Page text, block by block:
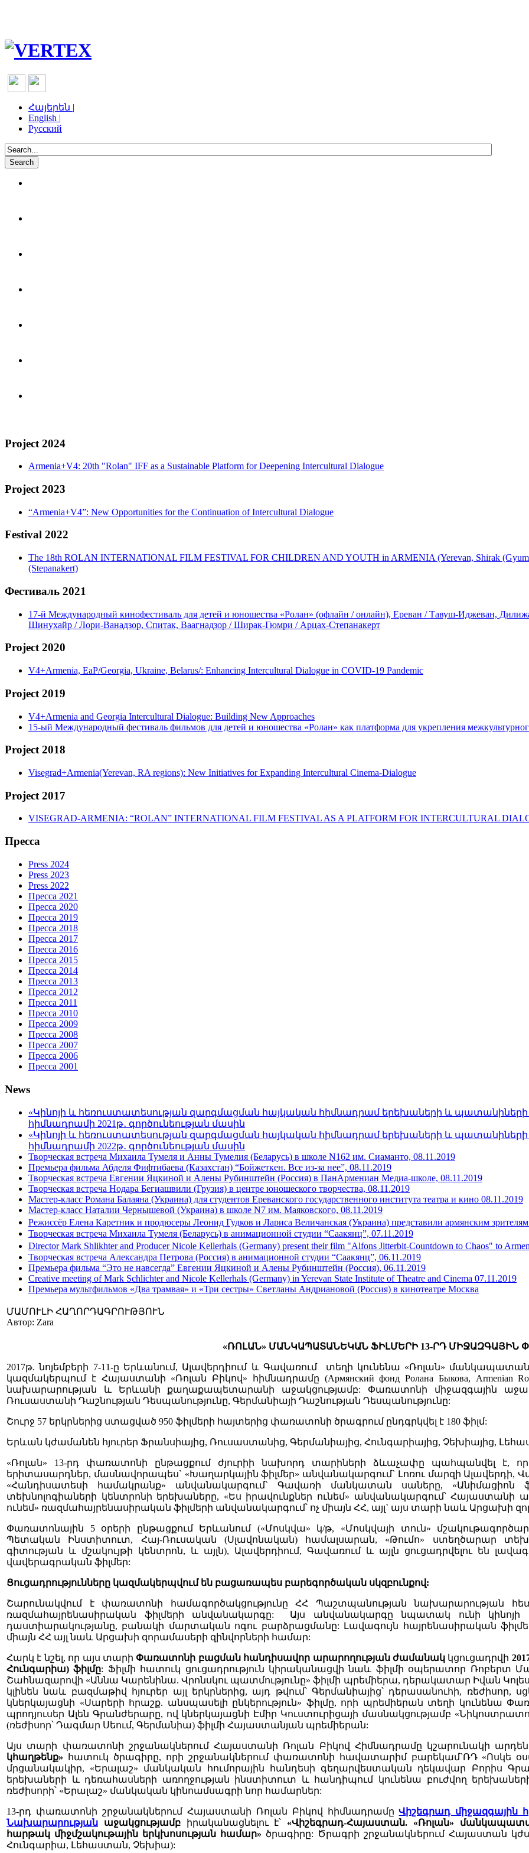
Հայերեն |
English |
Русский
Project 2024
Armenia+V4: 20th "Rolan" IFF as a Sustainable Platform for Deepening Intercultural Dialogue
Project 2023
“Armenia+V4”: New Opportunities for the Continuation of Intercultural Dialogue
Festival 2022
The 18th ROLAN INTERNATIONAL FILM FESTIVAL FOR CHILDREN AND YOUTH in ARMENIA (Yerevan, Shirak
(Stepanakert)
Фестиваль 2021
17-й Международный кинофестиваль для детей и юношества «Ролан» (офлайн / онлайн), Ереван / Тавуш-Иджеван,
Шинухайр / Лори-Ванадзор, Спитак, Ваагнадзор / Ширак-Гюмри / Арцах-Степанакерт
Project 2020
V4+Armenia, EaP/Georgia, Ukraine, Belarus/: Enhancing Intercultural Dialogue in COVID-19 Pandemic
Project 2019
V4+Armenia and Georgia Intercultural Dialogue: Building New Approaches
15-ый Международный фестиваль фильмов для детей и юношества «Ролан» как платформа для укрепления
Project 2018
Visegrad+Armenia(Yerevan, RA regions): New Initiatives for Expanding Intercultural Cinema-Dialogue
Project 2017
VISEGRAD-ARMENIA: “ROLAN” INTERNATIONAL FILM FESTIVAL AS A PLATFORM FOR INTERCULTURAL
Пресса
Press 2024
Press 2023
Press 2022
Пресса 2021
Пресса 2020
Пресса 2019
Пресса 2018
Пресса 2017
Пресса 2016
Пресса 2015
Пресса 2014
Пресса 2013
Пресса 2012
Пресса 2011
Пресса 2010
Пресса 2009
Пресса 2008
Пресса 2007
Пресса 2006
Пресса 2001
News
«Կինոյի և հեռուստատեսության զարգմացման հայկական հիմնադրամ երեխաների և պատանիների
հիմնադրամի 2021թ․ գործունեության մասին
«Կինոյի և հեռուստատեսության զարգմացման հայկական հիմնադրամ երեխաների և պատանիների
հիմնադրամի 2022թ․ գործունեության մասին
Творческая встреча Михаила Тумеля и Анны Тумелия (Беларусь) в школе N162 им. Сиаманто, 08.11.2019
Премьера фильма Абделя Фифтибаева (Казахстан) “Бойжеткен. Все из-за нее”, 08.11.2019
Творческая встреча Евгении Яцкиной и Алены Рубинштейн (Россия) в ПанАрмениан Медиа-школе, 08.11.2019
Творческая встреча Нодара Бегиашвили (Грузия) в центре юношеского творчества, 08.11.2019
Мастер-класс Романа Балаяна (Украина) для студентов Ереванского государственного института театра и кино 08.11.2019
Мастер-класс Наталии Чернышевой (Украина) в школе N7 им. Маяковского, 08.11.2019
Режиссёр Елена Каретник и продюсеры Леонид Гудков и Лариса Величанская (Украина) представили армянским
Творческая встреча Михаила Тумеля (Беларусь) в анимационной студии “Саакянц”, 07.11.2019
Director Mark Shlikhter and Producer Nicole Kellerhals (Germany) present their film "Alfons Jitterbit-Countdown to Chaos" to
Творческая встреча Александра Петрова (Россия) в анимационной студии “Саакянц”, 06.11.2019
Премьера фильма “Это не навсегда” Евгении Яцкиной и Алены Рубинштейн (Россия), 06.11.2019
Creative meeting of Mark Schlichter and Nicole Kellerhals (Germany) in Yerevan State Institute of Theatre and Cinema 07.11.2019
Премьера мультфильмов «Два трамвая» и «Три сестры» Светланы Андриановой (Россия) в кинотеатре Москва
ՄԱՄՈՒԼԻ ՀԱՂՈՐԴԱԳՐՈՒԹՅՈՒՆ
Автор: Zara
«ՌՈԼԱՆ» ՄԱՆԿԱՊԱՏԱՆԵԿԱՆ ՖԻԼՄԵՐԻ 13-ՐԴ ՄԻՋԱԶԳԱՅԻՆ
2017թ. նոյեմբերի 7-11-ը Երևանում, Ալավերդիում և Գավառում տեղի կունենա «Ռոլան»
կազմակերպում է Հայաստանի «Ռոլան Բիկով» հիմնադրամը (Армянский фонд Ролана Быкова, Armenian
նախարարության և Երևանի քաղաքապետարանի աջակցությամբ: Փառատոնի միջազգային
Ռուսաստանի Դաշնության Դեսպանությունը, Գերմանիայի Դաշնության Դեսպանությունը:
Շուրջ 57 երկրներից ստացված 950 ֆիլմերի հայտերից փառատոնի ծրագրում ընդգրկվել է 180 ֆիլմ:
Երևան կժամանեն հյուրեր Ֆրանսիայից, Ռուսաստանից, Գերմանիայից, Հունգարիայից, Չեխիայից,
«Ռոլան» 13-րդ փառատոնի ընթացքում ժյուրիի նախորդ տարիների ձևաչափը պահպանվել
երիտասարդներ, մասնավորապես` «Խաղարկային ֆիլմեր» անվանակարգում` Լոռու մարզի Ալավերդի,
«Հանդիսատեսի համակրանք» անվանակարգում` Գավառի մանկատան սաները, «Անիմացիոն
տեխնոլոգիաների կենտրոնի երեխաները, «Ես իրավունքներ ունեմ» անվանակարգում՝ Հայաստանի
ունեմ» ռազմահայրենասիրական ֆիլմերի անվանակարգում՝ ոչ միայն ՀՀ, այլ` այս տարի նաև Արցախի
Փառատոնային 5 օրերի ընթացքում Երևանում («Մոսկվա» կ/թ, «Մոսկվայի տուն»
Պետական Ինստիտուտ, Հայ-Ռուսական (Սլավոնական) համալսարան, «Թումո» ստեղծարար
գիտության և մշակույթի կենտրոն, և այլն), Ալավերդիում, Գավառում և այլն ցուցադրվելու են
վավերագրական ֆիլմեր:
Ցուցադրությունները կազմակերպվում են բացառապես բարեգործական սկզբունքով:
Շարունակվում է փառատոնի համագործակցությունը ՀՀ Պաշտպանության նախարարության
ռազմահայրենասիրական ֆիլմերի անվանակարգը: Այս անվանակարգը նպատակ ունի կինոյի
դաստիարակությանը, բանակի մարտական ոգու բարձրացմանը: Լավագույն հայրենասիրական
միայն ՀՀ այլ նաև Արցախի զորամասերի զինվորների համար:
Հարկ է նշել, որ այս տարի Փառատոնի բացման հանդիսավոր արարողության ժամանակկցուցադրվի
Հունգարիա)ֆիլմը: Ֆիլմի հատուկ ցուցադրություն կիրականացվի նաև ֆիլմի օպերատոր Ռոբերտ
Շահնազարովի «Աննա Կարենինա. Վրոնսկու պատմությունը» ֆիլմի պրեմիերա, դերակատար Իվան
կլինեն նաև բազմաթիվ հյուրեր այլ երկրներից, այդ թվում՝ Գերմանիայից՝ դերասանուհի,
կներկայացնի «Սարերի հրաշք. անսպասելի ընկերություն» ֆիլմը, որի պրեմիերան տեղի կունենա
պրոդյուսեր Ալեն Գրանժերարը, ով կներկայացնի Էմիր Կուստուրիցայի մասնակցությամբ
(ռեժիսոր՝ Դագմար Սեում, Գերմանիա) ֆիլմի Հայաստանյան պրեմիերան:
Այս տարի փառատոնի շրջանակներում Հայաստանի Ռոլան Բիկով Հիմնադրամը կշարունակի
կհաղթենք» հատուկ ծրագիրը, որի շրջանակներում փառատոնի հավատարիմ բարեկամ`ՌԴ «Ոսկե
մրցանակակիր, «Երալաշ» մանկական հումորային հանդեսի գեղարվեստական ղեկավար Բորիս
երեխաների և դեռահասների առողջության ինստիտուտ և հանդիպում կունենա բուժվող
ռեժիսորի՝ «Երալաշ» մանկական կինոամսագրի նոր համարներ:
13-րդ փառատոնի շրջանակներում Հայաստանի Ռոլան Բիկով հիմնադրամըՎիշեգրադ միջազգային
Նախարարության
աջակցությամբիրականացնելու է՝ «Վիշեգրադ-Հայաստան.
«Ռոլան»
հարթակ միջմշակութային երկխոսության համար» ծրագիրը: Ծրագրի շրջանակներում Հայաստան
Հունգարիա, Լեհաստան, Չեխիա):